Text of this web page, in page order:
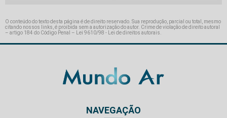
O conteúdo do texto desta página é de direito reservado. Sua reprodução, parcial ou total, mesmo
citando nossos links, é proibida sem a autorização do autor. Crime de violação de direito autoral
– artigo 184 do Código Penal –
Lei 9610/98 - Lei de direitos autorais
NAVEGAÇÃO